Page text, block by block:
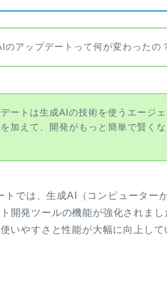
のアップデートって何が変わったの
ートは生成AIの技術を使うエージェ
加えて、開発がもっと簡単で賢くな
では、生成AI（コンピューター
開発ツールの機能が強化されま
いやすさと性能が大幅に向上して